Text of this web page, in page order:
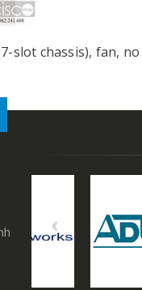
slot chassis), fan,